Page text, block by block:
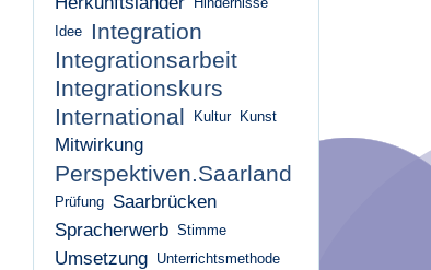
Hindernisse
Idee
Integration
Integrationsarbeit
Integrationskurs
International
Kultur Kunst
Mitwirkung
Perspektiven.Saarland
Prüfung
Saarbrücken
Spracherwerb
Stimme
Umsetzung Unterrichtsmethode